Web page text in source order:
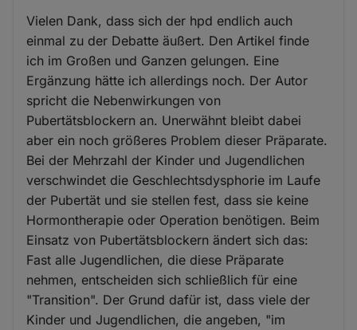
Vielen Dank, dass sich der hpd endlich auch
einmal zu der Debatte äußert. Den Artikel finde
ich im Großen und Ganzen gelungen. Eine
Ergänzung hätte ich allerdings noch. Der Autor
spricht die Nebenwirkungen von
Pubertätsblockern an. Unerwähnt bleibt dabei
aber ein noch größeres Problem dieser Präparate.
Bei der Mehrzahl der Kinder und Jugendlichen
verschwindet die Geschlechtsdysphorie im Laufe
der Pubertät und sie stellen fest, dass sie keine
Hormontherapie oder Operation benötigen. Beim
Einsatz von Pubertätsblockern ändert sich das:
Fast alle Jugendlichen, die diese Präparate
nehmen, entscheiden sich schließlich für eine
"Transition". Der Grund dafür ist, dass viele der
Kinder und Jugendlichen, die angeben, "im